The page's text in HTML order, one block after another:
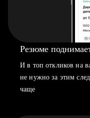
Резюме
И в топ откликов на
не нужно за этим
чаще